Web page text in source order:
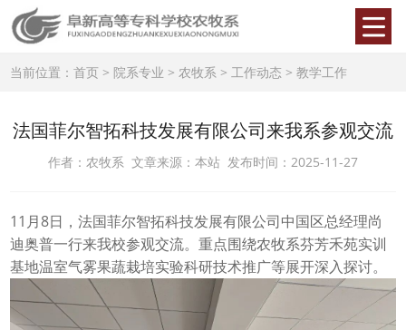
当前位置：首页 > 院系专业 >农牧系 >工作动态 >教学工作
法国菲尔智拓科技发展有限公司来我系参观交流
作者：农牧系 文章来源：本站 发布时间：2025-11-27
11月8日，法国菲尔智拓科技发展有限公司中国区总经理尚
迪奥普一行来我校参观交流。重点围绕农牧系芬芳禾苑实训
基地温室气雾果蔬栽培实验科研技术推广等展开深入探讨。